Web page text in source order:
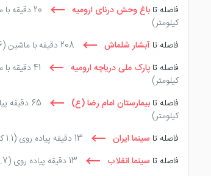
فاصله تا باغ وحش درنای ارومیه 20 دقیقه با ماشین
کیلومتر)
فاصله تا آبشار شلماش 208 دقیقه با ماشین
(248.6 کیلومتر)
فاصله تا پارک ملی دریاچه ارومیه 41 دقیقه با ماشین
کیلومتر)
فاصله تا بیمارستان امام رضا (ع) 65 دقیقه پیاده روی
کیلومتر)
فاصله تا سینما ایران 13 دقیقه پیاده روی
(1.1 کیلومتر)
فاصله تا سینما انقلاب 13 دقیقه پیاده روی
(0.7 کیلومتر)